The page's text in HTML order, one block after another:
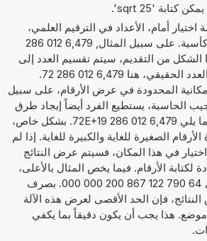
اختيار أمام، الأعداد في الترقيم العلمي،
ستظهر الإجابة كأسية. على سبيل المثال, 6,479 012 286
الشكل من التقديم، سيتم تقسيم العدد إلى
أس، إليك 19, والعدد الحقيقي، هنا 6,479 012 286 72.
المحدودة في عرض الأرقام، على سبيل
الحاسبة، يستطيع الفرد أيضاً إيجاد طرق
لكتابة الأرقام كما يلي 6,479 012 286 72E+19. بشكل خاص،
الصغيرة للغاية والكبيرة للغاية. إذا لم
في هذا المكان، فسيتم عرض النتائج
لكتابة الأرقام. فيما يخص المثال بالأعلى،
سيظهر كما يلي 64 790 122 867 200 000 000. بصرف
فإن الحد الأقصى لعرض هذه الآلة
الحاسبة هو 14 موضع. هذا يجب أن يكون دقيقاً بما يكفي